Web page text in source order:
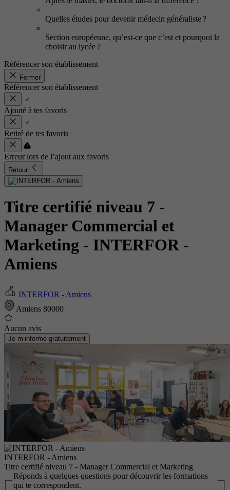
Quelles études pour devenir médecin généraliste ?
Section européenne, qu’est-ce que c’est et pourquoi la
choisir au lycée ?
Référencer son établissement
Fermer
Référencer son établissement
Ajouté à tes favoris
Retiré de tes favoris
Erreur lors de l’ajout aux favoris
Retour
Titre certifié niveau 7 -
Manager Commercial et
Marketing - INTERFOR -
Amiens
INTERFOR - Amiens
Amiens 80000
Aucun avis
Je m’informe gratuitement
INTERFOR - Amiens
Titre certifié niveau 7 - Manager Commercial et Marketing
Réponds à quelques questions pour découvrir les formations
qui te correspondent.